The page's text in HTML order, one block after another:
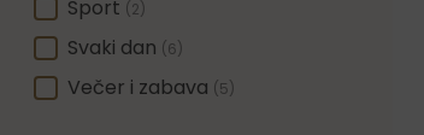
Sport (2)
Svaki dan (6)
Večer i zabava (5)